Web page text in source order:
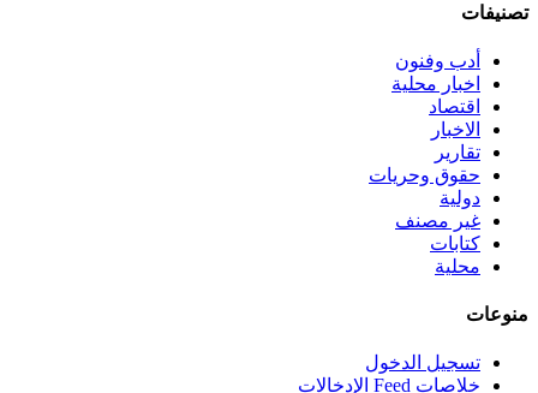
تصنيفات
أدب وفنون
اخبار محلية
اقتصاد
الاخبار
تقارير
حقوق وحريات
دولية
غير مصنف
كتابات
محلية
منوعات
تسجيل الدخول
خلاصات Feed الإدخالات